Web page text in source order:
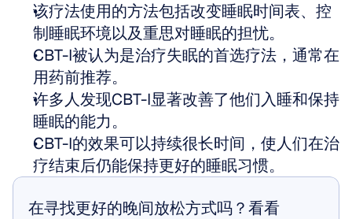
该疗法使用的方法包括改变睡眠时间表、控
制睡眠环境以及重思对睡眠的担忧。
CBT-I被认为是治疗失眠的首选疗法，通常在
用药前推荐。
许多人发现CBT-I显著改善了他们入睡和保持
睡眠的能力。
CBT-I的效果可以持续很长时间，使人们在治
疗结束后仍能保持更好的睡眠习惯。
在寻找更好的晚间放松方式吗？看看